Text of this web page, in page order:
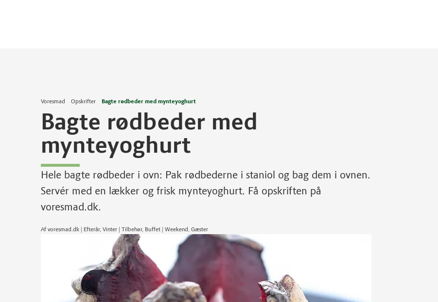
Voresmad Opskrifter Bagte rødbeder med mynteyoghurt
Bagte rødbeder med
mynteyoghurt
Hele bagte rødbeder i ovn: Pak rødbederne i staniol og bag dem i ovnen.
Servér med en lækker og frisk mynteyoghurt. Få opskriften på
voresmad.dk.
Af voresmad.dk | Efterår, Vinter | Tilbehør, Buffet | Weekend, Gæster